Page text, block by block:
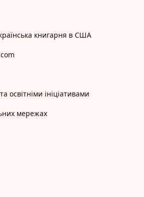
книгарня в США
освітніми ініціативами
мережах